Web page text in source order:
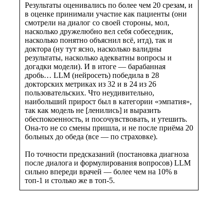
Результаты оценивались по более чем 20 срезам, и
в оценке принимали участие как пациенты (они
смотрели на диалог со своей стороны, мол,
насколько дружелюбно вел себя собеседник,
насколько понятно объяснил всё, итд), так и
доктора (ну тут ясно, насколько валидны
результаты, насколько адекватны вопросы и
догадки модели). И в итоге — барабанная
дробь… LLM (нейросеть) победила в 28
докторских метриках из 32 и в 24 из 26
пользовательских. Что неудивительно,
наибольший прирост был в категории «эмпатия»,
так как модель не [ленились] и выразить
обеспокоенность, и посочувствовать, и утешить.
Она-то не со смены пришла, и не после приёма 20
больных до обеда (все — по страховке).
По точности предсказаний (постановка диагноза
после диалога и формулирования вопросов) LLM
сильно впереди врачей — более чем на 10% в
топ-1 и столько же в топ-5.